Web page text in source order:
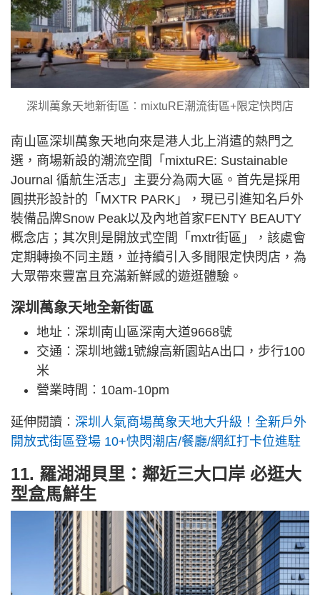
深圳萬象天地新街區︰mixtuRE潮流街區+限定快閃店
南山區深圳萬象天地向來是港人北上消遣的熱門之
選，商場新設的潮流空間「mixtuRE: Sustainable
Journal 循航生活志」主要分為兩大區。首先是採用
圓拱形設計的「MXTR PARK」，現已引進知名戶外
裝備品牌Snow Peak以及內地首家FENTY BEAUTY
概念店；其次則是開放式空間「mxtr街區」，該處會
定期轉換不同主題，並持續引入多間限定快閃店，為
大眾帶來豐富且充滿新鮮感的遊逛體驗。
深圳萬象天地全新街區
地址︰深圳南山區深南大道9668號
交通︰深圳地鐵1號線高新園站A出口，步行100
米
營業時間︰10am-10pm
延伸閱讀︰ 深圳人氣商場萬象天地大升級！全新戶外
開放式街區登場 10+快閃潮店/餐廳/網紅打卡位進駐
11. 羅湖湖貝里：鄰近三大口岸 必逛大
型盒馬鮮生